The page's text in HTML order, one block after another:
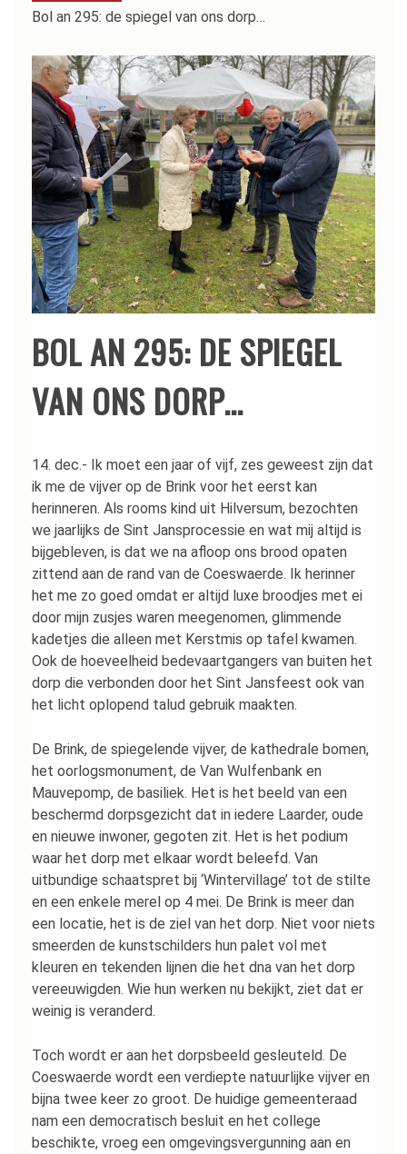
Bol an 295: de spiegel van ons dorp…
BOL AN 295: DE SPIEGEL
VAN ONS DORP…
14. dec.- Ik moet een jaar of vijf, zes geweest zijn dat
ik me de vijver op de Brink voor het eerst kan
herinneren. Als rooms kind uit Hilversum, bezochten
we jaarlijks de Sint Jansprocessie en wat mij altijd is
bijgebleven, is dat we na afloop ons brood opaten
zittend aan de rand van de Coeswaerde. Ik herinner
het me zo goed omdat er altijd luxe broodjes met ei
door mijn zusjes waren meegenomen, glimmende
kadetjes die alleen met Kerstmis op tafel kwamen.
Ook de hoeveelheid bedevaartgangers van buiten het
dorp die verbonden door het Sint Jansfeest ook van
het licht oplopend talud gebruik maakten.
De Brink, de spiegelende vijver, de kathedrale bomen,
het oorlogsmonument, de Van Wulfenbank en
Mauvepomp, de basiliek. Het is het beeld van een
beschermd dorpsgezicht dat in iedere Laarder, oude
en nieuwe inwoner, gegoten zit. Het is het podium
waar het dorp met elkaar wordt beleefd. Van
uitbundige schaatspret bij ‘Wintervillage’ tot de stilte
en een enkele merel op 4 mei. De Brink is meer dan
een locatie, het is de ziel van het dorp. Niet voor niets
smeerden de kunstschilders hun palet vol met
kleuren en tekenden lijnen die het dna van het dorp
vereeuwigden. Wie hun werken nu bekijkt, ziet dat er
weinig is veranderd.
Toch wordt er aan het dorpsbeeld gesleuteld. De
Coeswaerde wordt een verdiepte natuurlijke vijver en
bijna twee keer zo groot. De huidige gemeenteraad
nam een democratisch besluit en het college
beschikte, vroeg een omgevingsvergunning aan en